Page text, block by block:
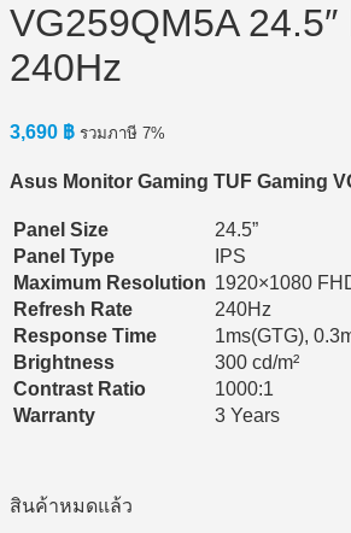
VG259QM5A
240Hz
3,690 ฿ รวมภาษี 7%
Asus Monitor Gaming TUF Gaming
Panel Size
24.5”
Panel Type
IPS
Maximum Resolution 1920×1080
Refresh Rate
240Hz
Response Time
1ms(GTG),
Brightness
300 cd/m²
Contrast Ratio
1000:1
Warranty
3 Years
สินค้าหมดแล้ว